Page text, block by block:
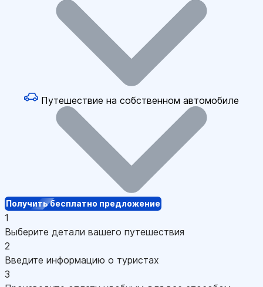
Путешествие на собственном автомобиле
Получить бесплатно предложение
1
Выберите детали вашего путешествия
2
Введите информацию о туристах
3